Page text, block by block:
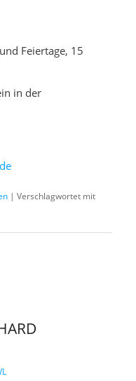
Feiertage, 15
in der
|Verschlagwortet mit